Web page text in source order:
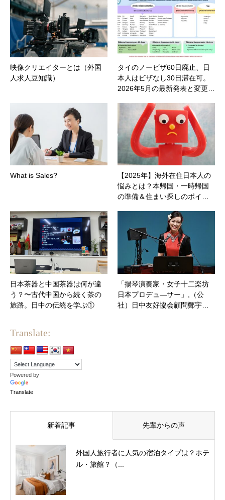
映像クリエイターとは（外国
人求人豆知識）
タイのノービザ60日廃止、日
本人はビザなし30日滞在可。
2026年5月の最新発表と変更…
What is Sales?
【2025年】海外在住日本人の
悩みとは？本帰国・一時帰国
の準備＆住まい探しのポイ…
日本茶器と中国茶器は何が違
う？〜古代中国から続く茶の
旅路。日中の伝統を学ぶ①
「揚琴演奏家・女子十二楽坊
日本プロデュ―サー」,（公
社）日中友好協会顧問鄭宇…
Translate:
Powered by
Translate
新着記事 先輩からの声
外国人旅行者に人気の宿泊タイプは？ホテ
ル・旅館？（...